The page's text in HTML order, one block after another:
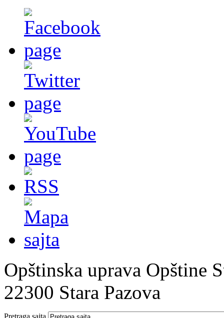
Opštinska uprava Opštine
22300 Stara Pazova
Pretraga sajta